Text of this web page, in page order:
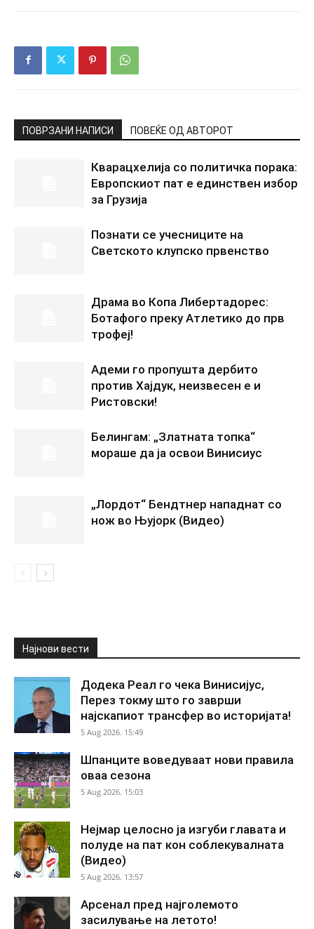
ПОВРЗАНИ НАПИСИ ПОВЕЌЕ ОД АВТОРОТ
Кварацхелија со политичка порака:
Европскиот пат е единствен избор
за Грузија
Познати се учесниците на
Светското клупско првенство
Драма во Копа Либертадорес:
Ботафого преку Атлетико до прв
трофеј!
Адеми го пропушта дербито
против Хајдук, неизвесен е и
Ристовски!
Белингам: „Златната топка“
мораше да ја освои Винисиус
„Лордот“ Бендтнер нападнат со
нож во Њујорк (Видео)
Најнови вести
Додека Реал го чека Винисијус,
Перез токму што го заврши
најскапиот трансфер во историјата!
5 Aug 2026. 15:49
Шпанците воведуваат нови правила
оваа сезона
5 Aug 2026. 15:03
Нејмар целосно ја изгуби главата и
полуде на пат кон соблекувалната
(Видео)
5 Aug 2026. 13:57
Арсенал пред најголемото
засилување на летото!